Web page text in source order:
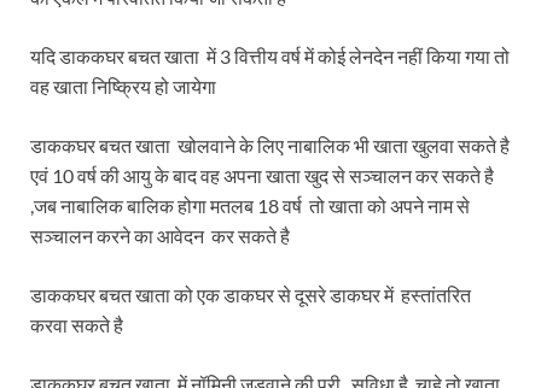
यदि डाककघर बचत खाता में 3 वित्तीय वर्ष में कोई लेनदेन नहीं किया गया तो
वह खाता निष्क्रिय हो जायेगा
डाककघर बचत खाता खोलवाने के लिए नाबालिक भी खाता खुलवा सकते है
एवं 10 वर्ष की आयु के बाद वह अपना खाता खुद से सञ्चालन कर सकते है
,जब नाबालिक बालिक होगा मतलब 18 वर्ष तो खाता को अपने नाम से
सञ्चालन करने का आवेदन कर सकते है
डाककघर बचत खाता को एक डाकघर से दूसरे डाकघर में हस्तांतरित
करवा सकते है